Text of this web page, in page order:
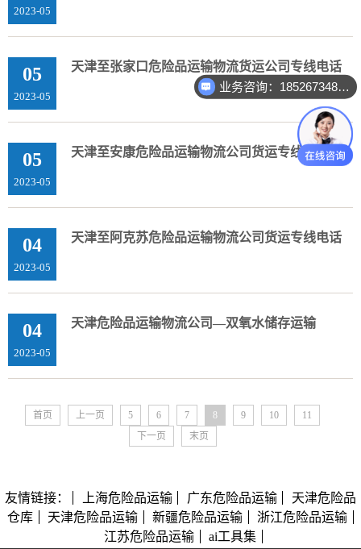
2023-05
05
2023-05
天津至张家口危险品运输物流货运公司专线电话
05
2023-05
天津至安康危险品运输物流公司货运专线电话
04
2023-05
天津至阿克苏危险品运输物流公司货运专线电话
04
2023-05
天津危险品运输物流公司—双氧水储存运输
首页 上一页 5 6 7 8 9 10
11
下一页
末页
友情链接： 上海危险品运输 广东危险品运输
天津危险品
仓库
天津危险品运输 新疆危险品运输
浙江危险品运输
江苏危险品运输
ai工具集
业务咨询：18526734888